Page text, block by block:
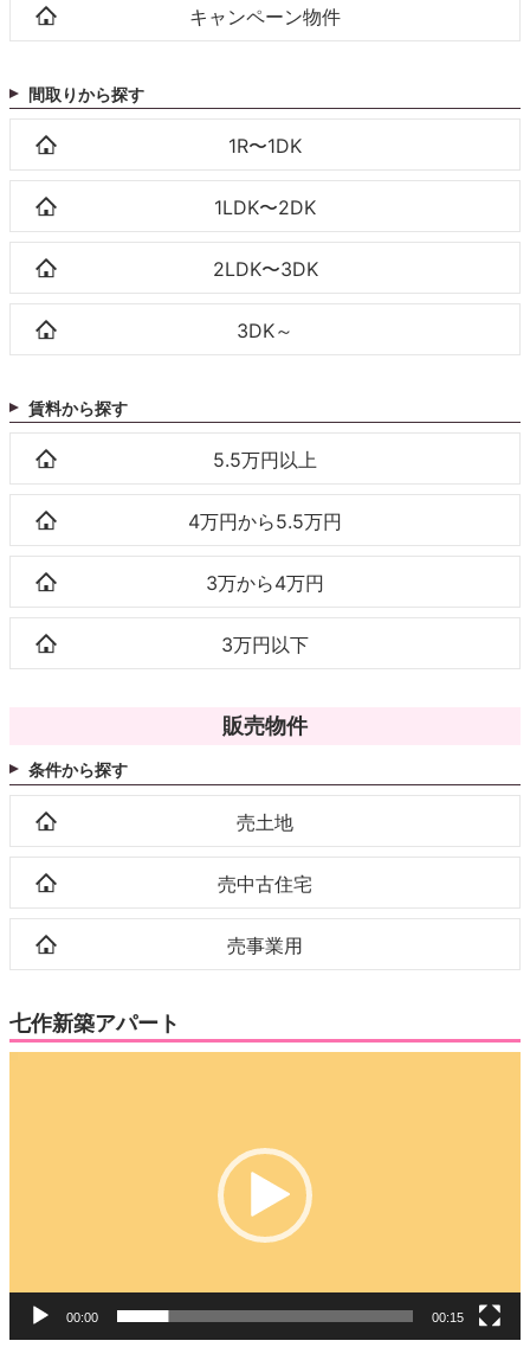
キャンペーン物件
間取りから探す
1R〜1DK
1LDK〜2DK
2LDK〜3DK
3DK～
賃料から探す
5.5万円以上
4万円から5.5万円
3万から4万円
3万円以下
販売物件
条件から探す
売土地
売中古住宅
売事業用
七作新築アパート
00:00 00:15